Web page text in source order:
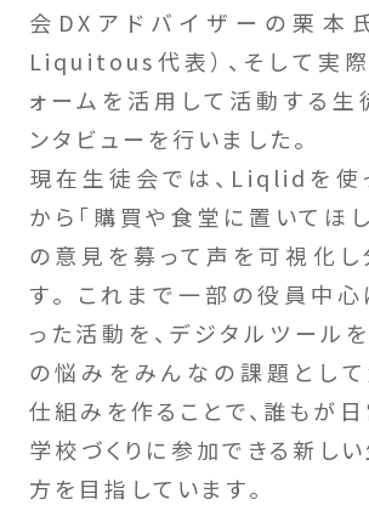
会DXアドバイザーの栗本
Liquitous代表）、そして実際
ォームを活用して活動する生
ンタビューを行いました。
現在生徒会では、Liqlidを使
から「購買や食堂に置いてほ
の意見を募って声を可視化し
す。 これまで一部の役員中
った活動を、デジタルツール
の悩みをみんなの課題として
仕組みを作ることで、誰もが
学校づくりに参加できる新し
方を目指しています。